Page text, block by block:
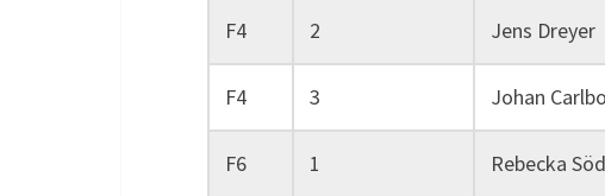
F4 2 Jens Dreyer
F4 3 Johan
F6 1 Rebecka